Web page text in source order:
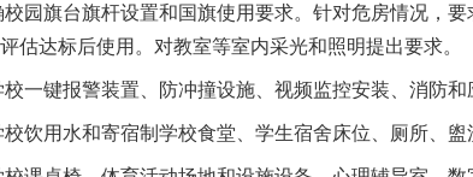
旗台旗杆设置和国旗使用要求。针对危房情况，要
估达标后使用。对教室等室内采光和照明提出要求。
键报警装置、防冲撞设施、视频监控安装、消防和
用水和寄宿制学校食堂、学生宿舍床位、厕所、盥
一批国家标准开始实施